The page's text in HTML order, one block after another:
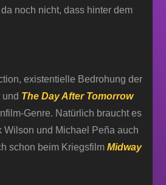
noch nicht, dass hinter dem
existentielle Bedrohung der
und The Day After Tomorrow
Genre. Natürlich braucht es
Wilson und Michael Peña auch
schon beim Kriegsfilm Midway